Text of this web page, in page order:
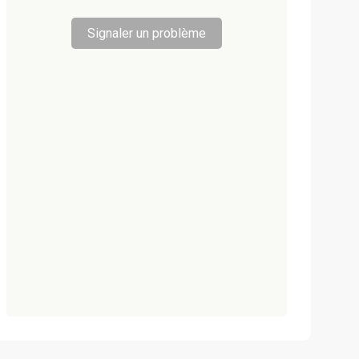
Signaler un problème